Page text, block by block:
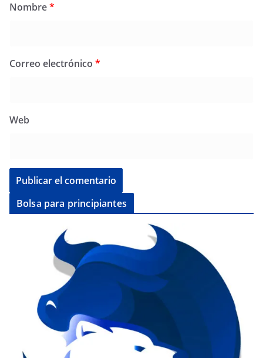
Nombre*
Correo electrónico *
Web
Bolsa para principiantes